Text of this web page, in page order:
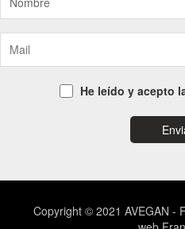
He leído y acepto
Copyright © 2021 AVEGAN -